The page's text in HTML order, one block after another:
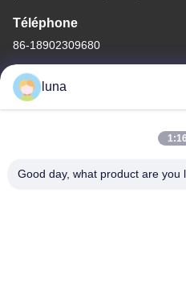
Téléphone
86-18902309680
Bonne qualité de la Chine
Chemical Co., Ltd .
luna
Good day, what product are you